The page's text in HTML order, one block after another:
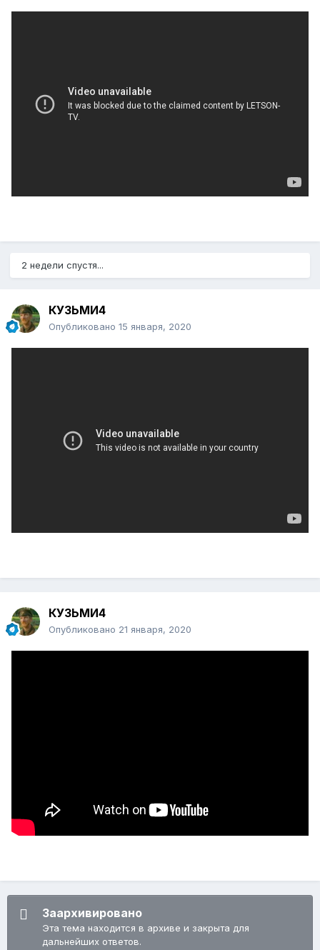
2 недели спустя...
КУЗЬМИ4
Опубликовано 15 января, 2020
КУЗЬМИ4
Опубликовано 21 января, 2020
Заархивировано
Эта тема находится в архиве и закрыта для
дальнейших ответов.